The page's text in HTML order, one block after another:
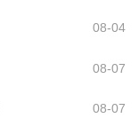
08-04
08-07
08-07